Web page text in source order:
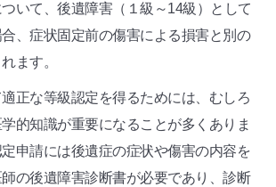
いて、後遺障害（１級～14級）として
、症状固定前の傷害による損害と別の
ます。
正な等級認定を得るためには、むしろ
的知識が重要になることが多くありま
申請には後遺症の症状や傷害の内容を
の後遺障害診断書が必要であり、診断